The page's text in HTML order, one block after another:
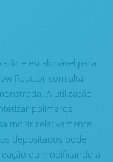
e escalonável para
Reactor com alta
A utilização
polímeros
molar relativamente
depositados pode
ou modificando a